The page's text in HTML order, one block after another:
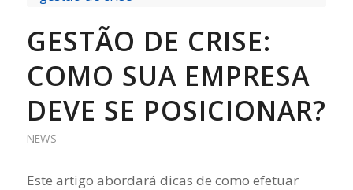
GESTÃO DE CRISE:
COMO SUA EMPRESA
DEVE SE POSICIONAR?
NEWS
Este artigo abordará dicas de como efetuar